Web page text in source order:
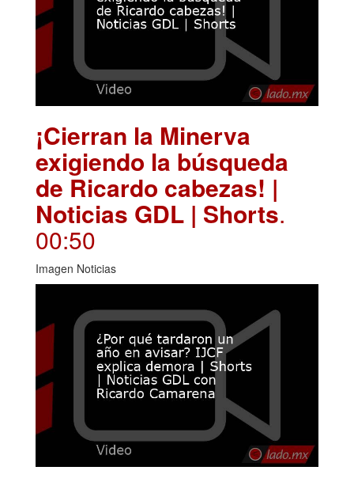
¡Cierran la Minerva
exigiendo la búsqueda
de Ricardo cabezas! |
Noticias GDL | Shorts.
00:50
Imagen Noticias